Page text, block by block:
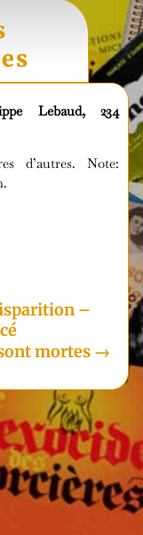
Lebaud, 234
d’autres. Note:
–
mortes →